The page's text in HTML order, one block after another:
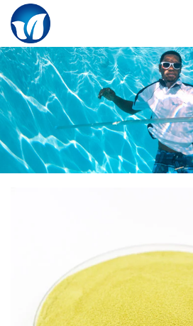
Email: